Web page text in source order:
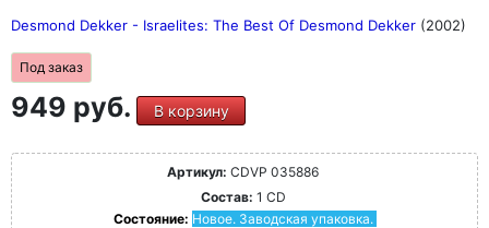
Desmond Dekker - Israelites: The Best Of Desmond Dekker (2002)
Под заказ
949 руб. В корзину
Артикул: CDVP 035886
Состав: 1 CD
Состояние: Новое. Заводская упаковка.